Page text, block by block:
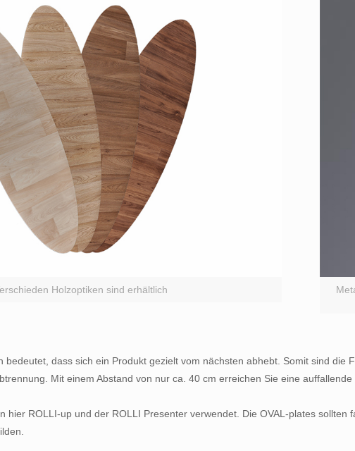
Holzoptiken sind erhältlich
bedeutet, dass sich ein Produkt gezielt vom nächsten abhebt. Somit sind
Mit einem Abstand von nur ca. 40 cm erreichen Sie eine auffallende
hier ROLLI-up und der ROLLI Presenter verwendet. Die OVAL-plates